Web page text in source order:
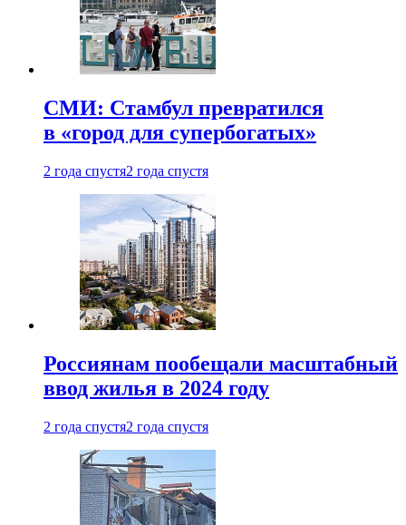
СМИ: Стамбул превратился
в «город для супербогатых»
2 года спустя2 года спустя
Россиянам пообещали масштабный
ввод жилья в 2024 году
2 года спустя2 года спустя